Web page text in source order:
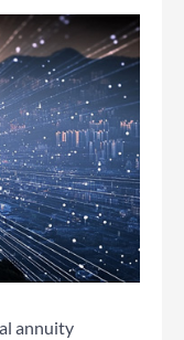
annuity